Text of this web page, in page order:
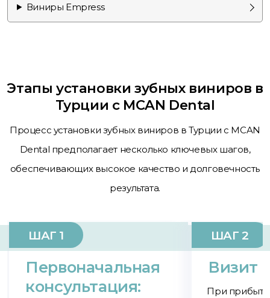
Виниры Empress
Этапы установки зубных виниров в
Турции с MCAN Dental
Процесс установки зубных виниров в Турции с MCAN
Dental предполагает несколько ключевых шагов,
обеспечивающих высокое качество и долговечность
результата.
ШАГ 1
Первоначальная
консультация:
ШАГ 2
Визит
При